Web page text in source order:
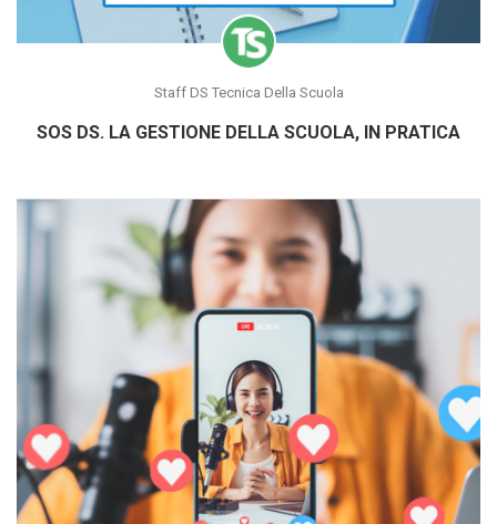
Staff DS Tecnica Della Scuola
SOS DS. LA GESTIONE DELLA SCUOLA, IN PRATICA